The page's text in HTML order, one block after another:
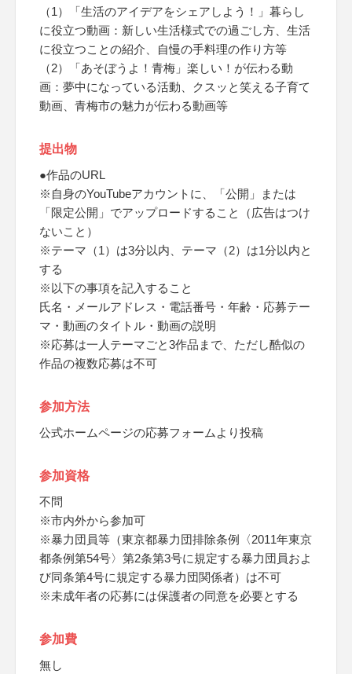
（1）「生活のアイデアをシェアしよう！」暮らし
に役立つ動画：新しい生活様式での過ごし方、生活
に役立つことの紹介、自慢の手料理の作り方等
（2）「あそぼうよ！青梅」楽しい！が伝わる動
画：夢中になっている活動、クスッと笑える子育て
動画、青梅市の魅力が伝わる動画等
提出物
●作品のURL
※自身のYouTubeアカウントに、「公開」または
「限定公開」でアップロードすること（広告はつけ
ないこと）
※テーマ（1）は3分以内、テーマ（2）は1分以内と
する
※以下の事項を記入すること
氏名・メールアドレス・電話番号・年齢・応募テー
マ・動画のタイトル・動画の説明
※応募は一人テーマごと3作品まで、ただし酷似の
作品の複数応募は不可
参加方法
公式ホームページの応募フォームより投稿
参加資格
不問
※市内外から参加可
※暴力団員等（東京都暴力団排除条例〈2011年東京
都条例第54号〉第2条第3号に規定する暴力団員およ
び同条第4号に規定する暴力団関係者）は不可
※未成年者の応募には保護者の同意を必要とする
参加費
無し